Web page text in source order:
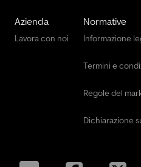
Azienda
Lavora con noi
Normative
Informazione
Termini e
Regole del
Dichiarazione